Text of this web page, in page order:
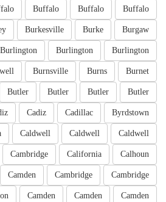
Buffalo
Buffalo
Buffalo
Burgaw
Burke
Burkesville
Burlington
Burlington
Burlington
Burnet
Burns
Burnsville
Butler
Butler
Butler
Butler
Byrdstown
Cadillac
Cadiz
Caldwell
Caldwell
Caldwell
Calhoun
California
Cambridge
Cambridge
Cambridge
Camden
Camden
Camden
Camden